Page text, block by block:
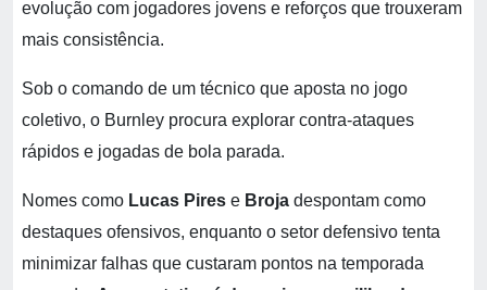
evolução com jogadores jovens e reforços que trouxeram
mais consistência.
Sob o comando de um técnico que aposta no jogo
coletivo, o Burnley procura explorar contra-ataques
rápidos e jogadas de bola parada.
Nomes como Lucas Pires e Broja despontam como
destaques ofensivos, enquanto o setor defensivo tenta
minimizar falhas que custaram pontos na temporada